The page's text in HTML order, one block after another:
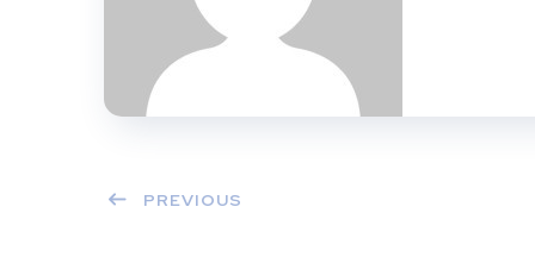
PREVIOUS